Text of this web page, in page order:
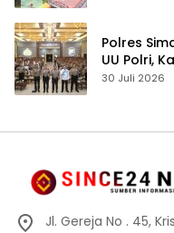
Polres
UU Polri,
Fondasi
30 Juli 2026
Jl. Gereja No . 45,